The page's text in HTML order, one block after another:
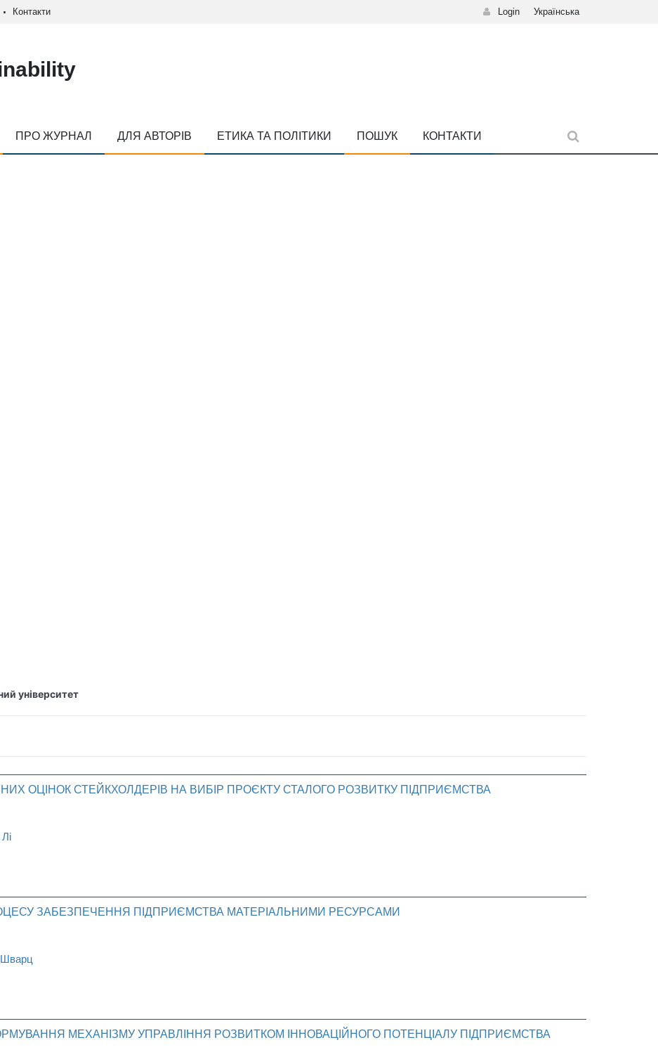
Контакти Login Українська
ПРО ЖУРНАЛ ДЛЯ АВТОРІВ ЕТИКА ТА ПОЛІТИКИ ПОШУК КОНТАКТИ
університет
ОЦІНОК СТЕЙКХОЛДЕРІВ НА ВИБІР ПРОЄКТУ СТАЛОГО РОЗВИТКУ ПІДПРИЄМСТВА
ЗАБЕЗПЕЧЕННЯ ПІДПРИЄМСТВА МАТЕРІАЛЬНИМИ РЕСУРСАМИ
Шварц
МЕХАНІЗМУ УПРАВЛІННЯ РОЗВИТКОМ ІННОВАЦІЙНОГО ПОТЕНЦІАЛУ ПІДПРИЄМСТВА